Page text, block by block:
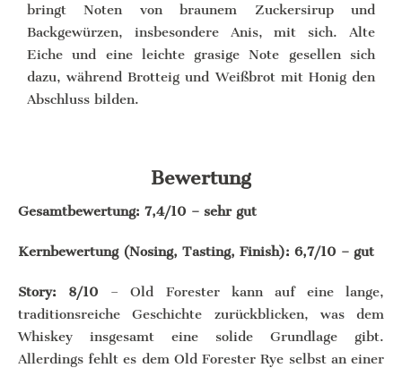
bringt Noten von braunem Zuckersirup und
Backgewürzen, insbesondere Anis, mit sich. Alte
Eiche und eine leichte grasige Note gesellen sich
dazu, während Brotteig und Weißbrot mit Honig den
Abschluss bilden.
Bewertung
Gesamtbewertung: 7,4/10 – sehr gut
Kernbewertung (Nosing, Tasting, Finish): 6,7/10 – gut
Story: 8/10 – Old Forester kann auf eine lange,
traditionsreiche Geschichte zurückblicken, was dem
Whiskey insgesamt eine solide Grundlage gibt.
Allerdings fehlt es dem Old Forester Rye selbst an einer